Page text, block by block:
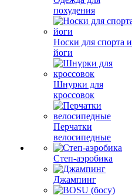
похудения
Носки для спорта и
йоги
Шнурки для
кроссовок
Перчатки
велосипедные
Степ-аэробика
Джампинг